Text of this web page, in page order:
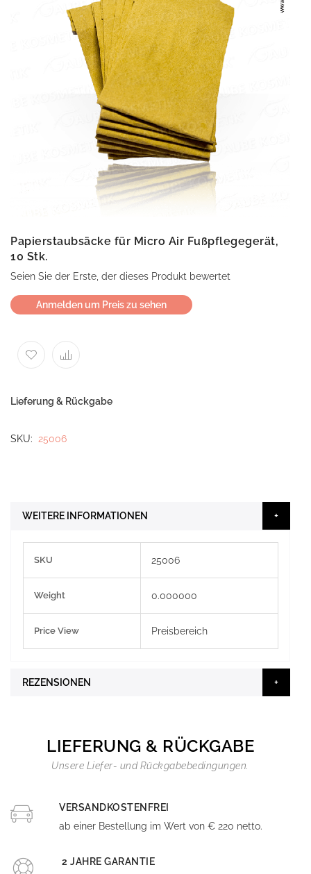
Papierstaubsäcke für Micro Air Fußpflegegerät,
10 Stk.
Seien Sie der Erste, der dieses Produkt bewertet
Anmelden um Preis zu sehen
Lieferung & Rückgabe
SKU 25006
WEITERE INFORMATIONEN
Informationen
SKU 25006
Weight 0.000000
Price View Preisbereich
REZENSIONEN
LIEFERUNG & RÜCKGABE
Unsere Liefer- und Rückgabebedingungen.
VERSANDKOSTENFREI
ab einer Bestellung im Wert von € 220 netto.
2 JAHRE GARANTIE